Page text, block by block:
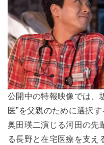
公開中の特報映像では、
医”を父親のために選択
奥田瑛二演じる河田の先
る長野と在宅医療を支え